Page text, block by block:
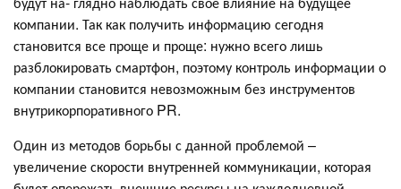
компании. Так как получить информацию сегодня
становится все проще и проще: нужно всего лишь
разблокировать смартфон, поэтому контроль информации о
компании становится невозможным без инструментов
внутрикорпоративного PR.
Один из методов борьбы с данной проблемой –
увеличение скорости внутренней коммуникации, которая